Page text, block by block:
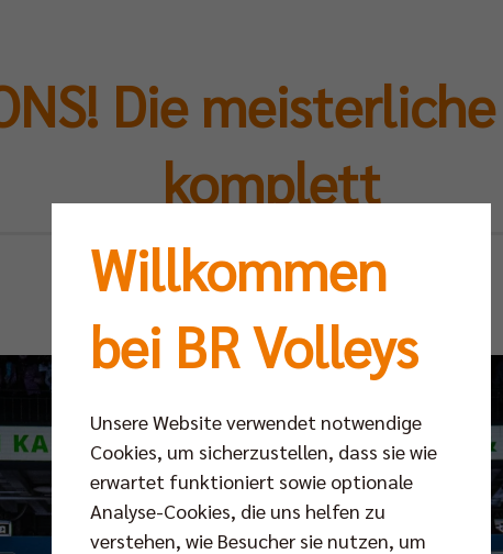
Die
komplett
Mi 06.05.2026
Willkommen
bei BR Volleys
Unsere Website verwendet notwendige
Cookies, um sicherzustellen, dass sie wie
erwartet funktioniert sowie optionale
Analyse-Cookies, die uns helfen zu
verstehen, wie Besucher sie nutzen, um